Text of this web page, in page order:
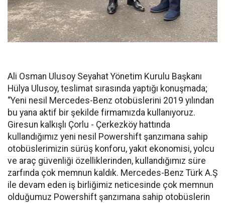
Ali Osman Ulusoy Seyahat Yönetim Kurulu Başkanı
Hülya Ulusoy, teslimat sırasında yaptığı konuşmada;
“Yeni nesil Mercedes-Benz otobüslerini 2019 yılından
bu yana aktif bir şekilde firmamızda kullanıyoruz.
Giresun kalkışlı Çorlu - Çerkezköy hattında
kullandığımız yeni nesil Powershift şanzımana sahip
otobüslerimizin sürüş konforu, yakıt ekonomisi, yolcu
ve araç güvenliği özelliklerinden, kullandığımız süre
zarfında çok memnun kaldık. Mercedes-Benz Türk A.Ş
ile devam eden iş birliğimiz neticesinde çok memnun
olduğumuz Powershift şanzımana sahip otobüslerin